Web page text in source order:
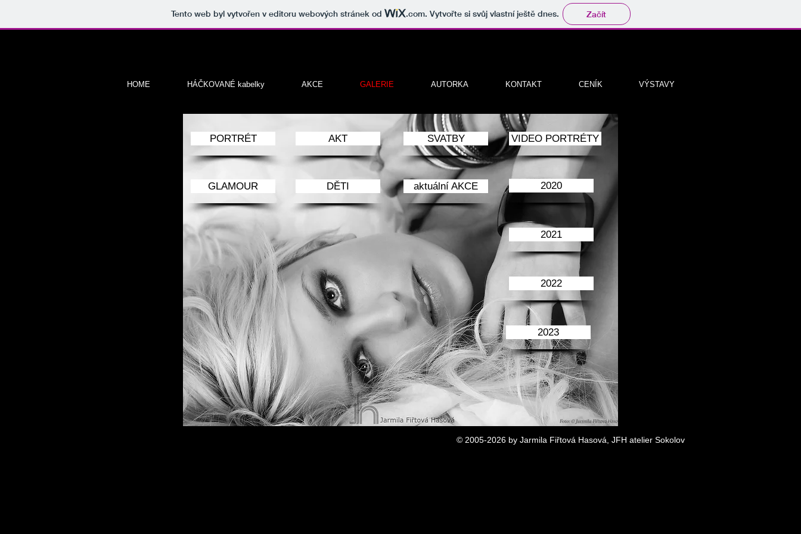
Tento web byl vytvořen v editoru webových stránek od .com. Vytvořte si svůj vlastní ještě dnes. Začít
HOME HÁČKOVANÉ kabelky AKCE GALERIE AUTORKA KONTAKT CENÍK VÝSTAVY
PORTRÉT
GLAMOUR
AKT SVATBY
DĚTI aktuální AKCE 2020
VIDEO PORTRÉTY
2021
2022
2023
© 2005-2026 by Jarmila Fiřtová Hasová, JFH atelier Sokolov